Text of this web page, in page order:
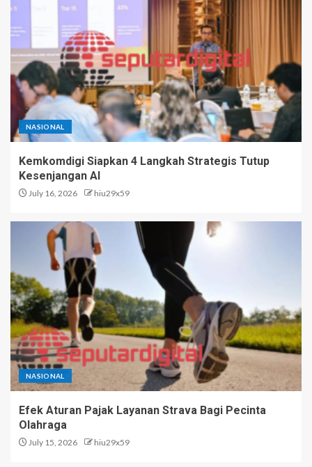
NASIONAL
Kemkomdigi Siapkan 4 Langkah Strategis Tutup
Kesenjangan AI
July 16, 2026 hiu29x59
NASIONAL
Efek Aturan Pajak Layanan Strava Bagi Pecinta
Olahraga
July 15, 2026 hiu29x59